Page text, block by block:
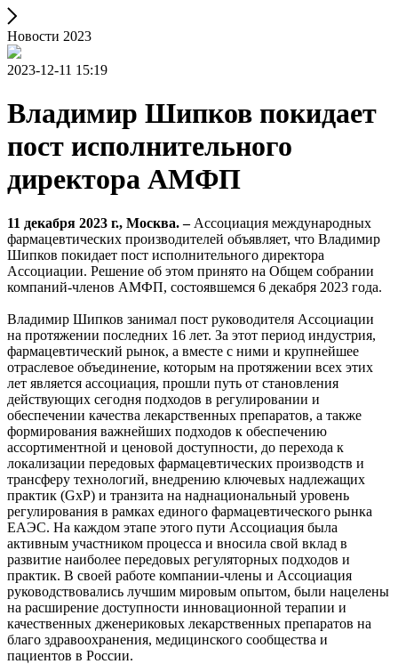
Новости 2023
2023-12-11 15:19
Владимир Шипков покидает
пост исполнительного
директора АМФП
11 декабря 2023 г., Москва. – Ассоциация международных
фармацевтических производителей объявляет, что Владимир
Шипков покидает пост исполнительного директора
Ассоциации. Решение об этом принято на Общем собрании
компаний-членов АМФП, состоявшемся 6 декабря 2023 года.
Владимир Шипков занимал пост руководителя Ассоциации
на протяжении последних 16 лет. За этот период индустрия,
фармацевтический рынок, а вместе с ними и крупнейшее
отраслевое объединение, которым на протяжении всех этих
лет является ассоциация, прошли путь от становления
действующих сегодня подходов в регулировании и
обеспечении качества лекарственных препаратов, а также
формирования важнейших подходов к обеспечению
ассортиментной и ценовой доступности, до перехода к
локализации передовых фармацевтических производств и
трансферу технологий, внедрению ключевых надлежащих
практик (GxP) и транзита на наднациональный уровень
регулирования в рамках единого фармацевтического рынка
ЕАЭС. На каждом этапе этого пути Ассоциация была
активным участником процесса и вносила свой вклад в
развитие наиболее передовых регуляторных подходов и
практик. В своей работе компании-члены и Ассоциация
руководствовались лучшим мировым опытом, были нацелены
на расширение доступности инновационной терапии и
качественных дженериковых лекарственных препаратов на
благо здравоохранения, медицинского сообщества и
пациентов в России.